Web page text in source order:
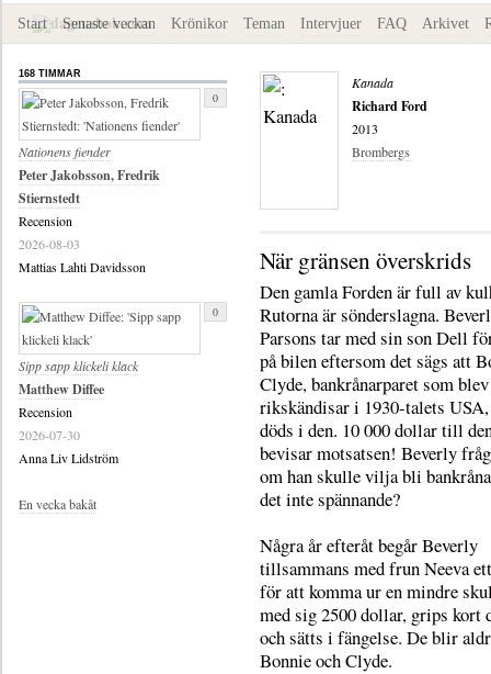
Start Senaste veckan Krönikor Teman Intervjuer FAQ Arkivet
Kanada
Richard Ford
2013
Brombergs
När gränsen överskrids
Den gamla Forden är full av
Rutorna är sönderslagna.
Parsons tar med sin son Dell
på bilen eftersom det sägs att
Clyde, bankrånarparet som blev
rikskändisar i 1930-talets
döds i den. 10 000 dollar till
bevisar motsatsen! Beverly
om han skulle vilja bli
det inte spännande?
Några år efteråt begår Beverly
tillsammans med frun Neeva
för att komma ur en mindre
med sig 2500 dollar, grips kort
och sätts i fängelse. De blir
Bonnie och Clyde.
168 TIMMAR
Nationens fiender
Peter Jakobsson, Fredrik
Stiernstedt
Recension
2026-08-03
Mattias Lahti Davidsson
0
Sipp sapp klickeli klack
Matthew Diffee
Recension
2026-07-30
Anna Liv Lidström
0
En vecka bakåt